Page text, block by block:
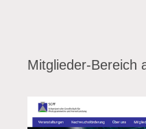
Mitglieder-Bereich